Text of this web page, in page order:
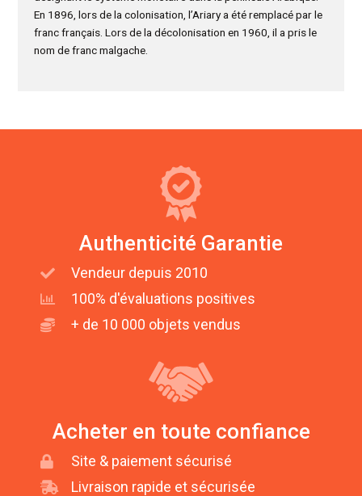
En 1896, lors de la colonisation, l’Ariary a été remplacé par le
franc français. Lors de la décolonisation en 1960, il a pris le
nom de franc malgache.
Authenticité Garantie
Vendeur depuis 2010
100% d'évaluations positives
+ de 10 000 objets vendus
Acheter en toute confiance
Site & paiement sécurisé
Livraison rapide et sécurisée